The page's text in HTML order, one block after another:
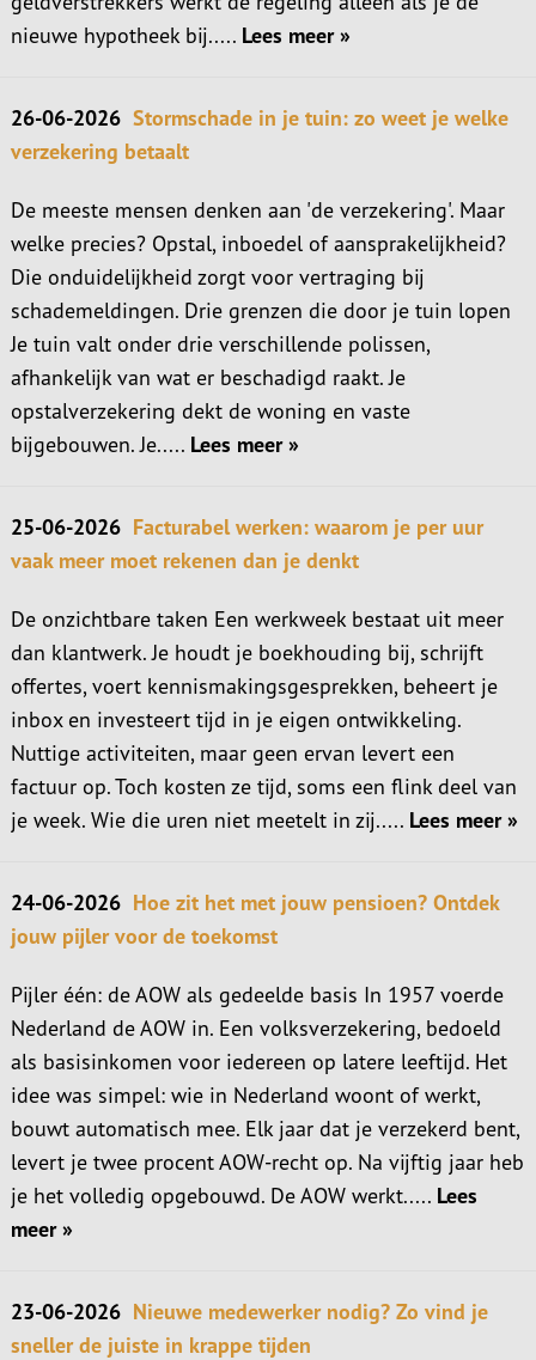
nieuwe hypotheek bij..... Lees meer »
26-06-2026 Stormschade in je tuin: zo weet je welke
verzekering betaalt
De meeste mensen denken aan 'de verzekering'. Maar
welke precies? Opstal, inboedel of aansprakelijkheid?
Die onduidelijkheid zorgt voor vertraging bij
schademeldingen. Drie grenzen die door je tuin lopen
Je tuin valt onder drie verschillende polissen,
afhankelijk van wat er beschadigd raakt. Je
opstalverzekering dekt de woning en vaste
bijgebouwen. Je..... Lees meer »
25-06-2026 Facturabel werken: waarom je per uur
vaak meer moet rekenen dan je denkt
De onzichtbare taken Een werkweek bestaat uit meer
dan klantwerk. Je houdt je boekhouding bij, schrijft
offertes, voert kennismakingsgesprekken, beheert je
inbox en investeert tijd in je eigen ontwikkeling.
Nuttige activiteiten, maar geen ervan levert een
factuur op. Toch kosten ze tijd, soms een flink deel van
je week. Wie die uren niet meetelt in zij..... Lees meer »
24-06-2026 Hoe zit het met jouw pensioen? Ontdek
jouw pijler voor de toekomst
Pijler één: de AOW als gedeelde basis In 1957 voerde
Nederland de AOW in. Een volksverzekering, bedoeld
als basisinkomen voor iedereen op latere leeftijd. Het
idee was simpel: wie in Nederland woont of werkt,
bouwt automatisch mee. Elk jaar dat je verzekerd bent,
levert je twee procent AOW-recht op. Na vijftig jaar heb
je het volledig opgebouwd. De AOW werkt..... Lees
meer »
23-06-2026 Nieuwe medewerker nodig? Zo vind je
sneller de juiste in krappe tijden